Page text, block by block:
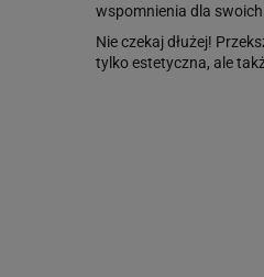
wspomnienia dla
Nie czekaj dłużej!
tylko estetyczna, ale